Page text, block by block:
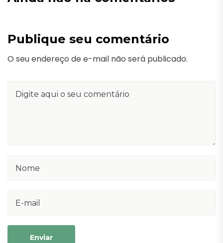
Publique seu comentário
O seu endereço de e-mail não será publicado.
Enviar